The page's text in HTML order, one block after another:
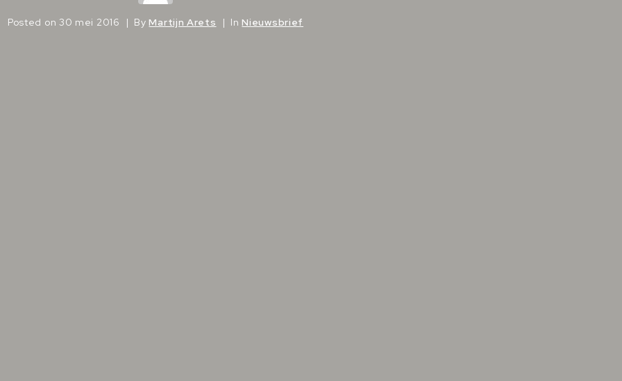
Posted on 30 mei 2016 ByMartijn Arets InNieuwsbrief